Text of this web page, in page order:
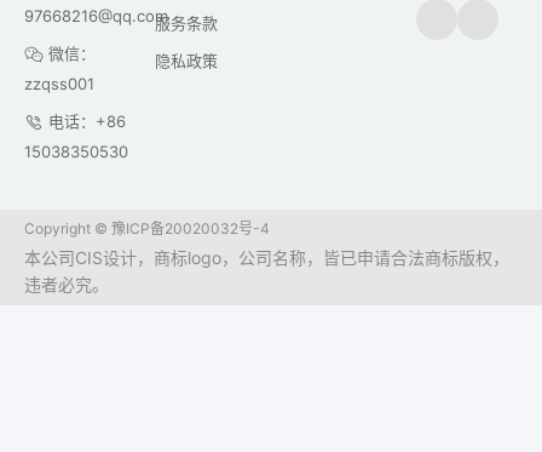
97668216@qq.com
微信：
zzqss001
电话：+86
15038350530
服务条款
隐私政策
Copyright © 豫ICP备20020032号-4
本公司CIS设计，商标logo，公司名称，皆已申请合法商标版权，
违者必究。